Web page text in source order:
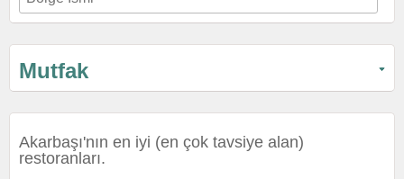
Mutfak
Akarbaşı'nın en iyi (en çok tavsiye alan)
restoranları.